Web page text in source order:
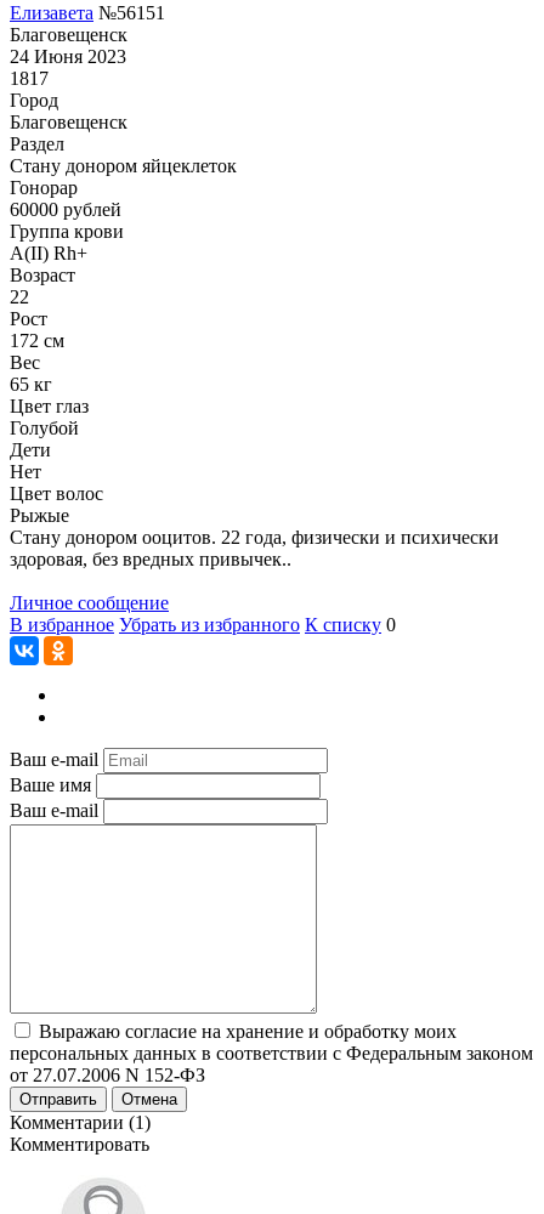
Елизавета №56151
Благовещенск
24 Июня 2023
1817
Город
Благовещенск
Раздел
Стану донором яйцеклеток
Гонoрар
60000 рублей
Группа крови
A(II) Rh+
Возраст
22
Рост
172 см
Вес
65 кг
Цвет глаз
Голубой
Дети
Нет
Цвет волос
Рыжые
Стану донором ооцитов. 22 года, физически и психически
здоровая, без вредных привычек..
Личное сообщение
В избранное Убрать из избранного К списку 0
Ваш e-mail
Ваше имя
Ваш e-mail
Выражаю согласие на хранение и обработку моих
персональных данных в соответствии с Федеральным законом
от 27.07.2006 N 152-ФЗ
Отправить Отмена
Комментарии (1)
Комментировать